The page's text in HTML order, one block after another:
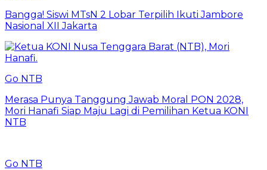
Bangga! Siswi MTsN 2 Lobar Terpilih Ikuti Jambore
Nasional XII Jakarta
Go NTB
Merasa Punya Tanggung Jawab Moral PON 2028,
Mori Hanafi Siap Maju Lagi di Pemilihan Ketua KONI
NTB
Go NTB